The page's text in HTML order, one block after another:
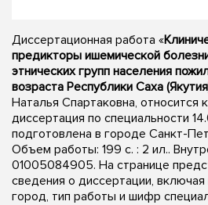
Диссертационная работа «
предикторы ишемической
этнических групп населения
возраста Республики Саха
Наталья Спартаковна, относится
диссертация по специальности
подготовлена в городе Санкт-
Объем работы: 199 с. : 2 ил..
01005084905. На странице
сведения о диссертации, включая
город, тип работы и шифр